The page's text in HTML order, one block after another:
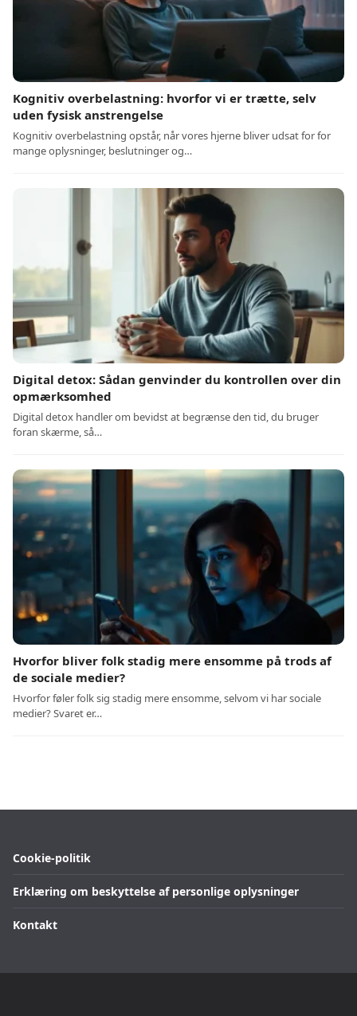
Kognitiv overbelastning: hvorfor vi er trætte, selv
uden fysisk anstrengelse
Kognitiv overbelastning opstår, når vores hjerne bliver udsat for for
mange oplysninger, beslutninger og…
Digital detox: Sådan genvinder du kontrollen over din
opmærksomhed
Digital detox handler om bevidst at begrænse den tid, du bruger
foran skærme, så…
Hvorfor bliver folk stadig mere ensomme på trods af
de sociale medier?
Hvorfor føler folk sig stadig mere ensomme, selvom vi har sociale
medier? Svaret er…
Cookie-politik
Erklæring om beskyttelse af personlige oplysninger
Kontakt